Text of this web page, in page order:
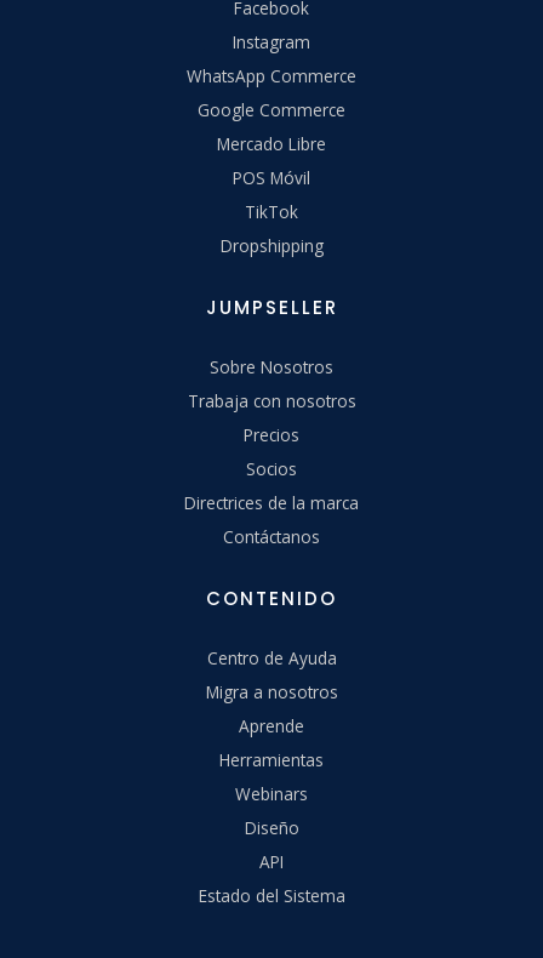
Facebook
Instagram
WhatsApp Commerce
Google Commerce
Mercado Libre
POS Móvil
TikTok
Dropshipping
JUMPSELLER
Sobre Nosotros
Trabaja con nosotros
Precios
Socios
Directrices de la marca
Contáctanos
CONTENIDO
Centro de Ayuda
Migra a nosotros
Aprende
Herramientas
Webinars
Diseño
API
Estado del Sistema